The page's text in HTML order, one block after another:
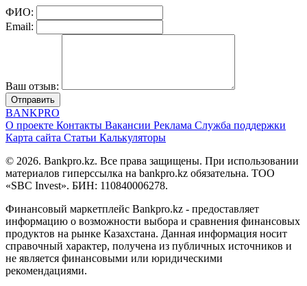
ФИО:
Email:
Ваш отзыв:
Отправить
BANKPRO
О проекте Контакты Вакансии Реклама Служба поддержки
Карта сайта Статьи Калькуляторы
© 2026. Bankpro.kz. Все права защищены. При использовании
материалов гиперссылка на bankpro.kz обязательна. ТОО
«SBC Invest». БИН: 110840006278.
Финансовый маркетплейс Bankpro.kz - предоставляет
информацию о возможности выбора и сравнения финансовых
продуктов на рынке Казахстана. Данная информация носит
справочный характер, получена из публичных источников и
не является финансовыми или юридическими
рекомендациями.